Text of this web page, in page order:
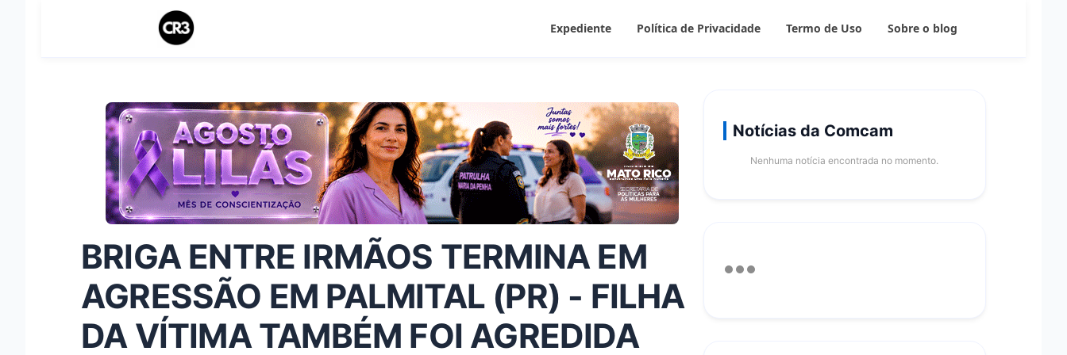
Expediente Política de Privacidade Termo de Uso Sobre o blog
BRIGA ENTRE IRMÃOS TERMINA EM
AGRESSÃO EM PALMITAL (PR) - FILHA
DA VÍTIMA TAMBÉM FOI AGREDIDA
Notícias da Comcam
Nenhuma notícia encontrada no momento.